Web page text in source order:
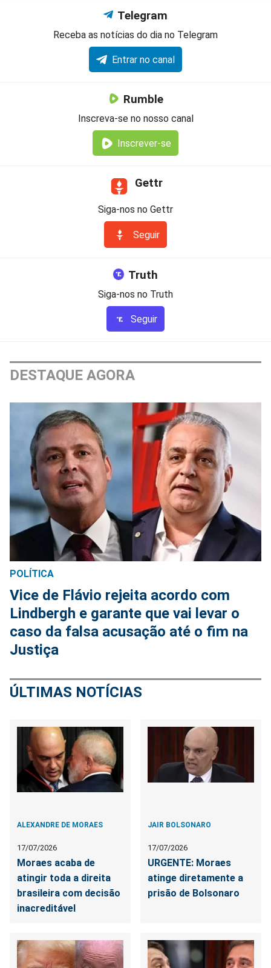
Telegram
Receba as notícias do dia no Telegram
Entrar no canal
Rumble
Inscreva-se no nosso canal
Inscrever-se
Gettr
Siga-nos no Gettr
Seguir
Truth
Siga-nos no Truth
Seguir
DESTAQUE AGORA
POLÍTICA
Vice de Flávio rejeita acordo com
Lindbergh e garante que vai levar o
caso da falsa acusação até o fim na
Justiça
ÚLTIMAS NOTÍCIAS
ALEXANDRE DE MORAES
17/07/2026
Moraes acaba de
atingir toda a direita
brasileira com decisão
inacreditável
JAIR BOLSONARO
17/07/2026
URGENTE: Moraes
atinge diretamente a
prisão de Bolsonaro